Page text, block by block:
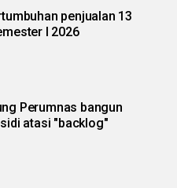
penjualan 13
I 2026
Perumnas bangun
atasi "backlog"